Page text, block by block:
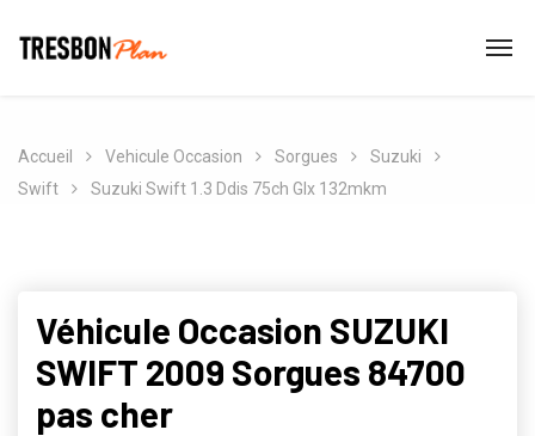
Accueil Vehicule Occasion Sorgues
Suzuki
Swift
Suzuki Swift 1.3 Ddis 75ch Glx 132mkm
Véhicule Occasion SUZUKI
SWIFT 2009 Sorgues 84700
pas cher